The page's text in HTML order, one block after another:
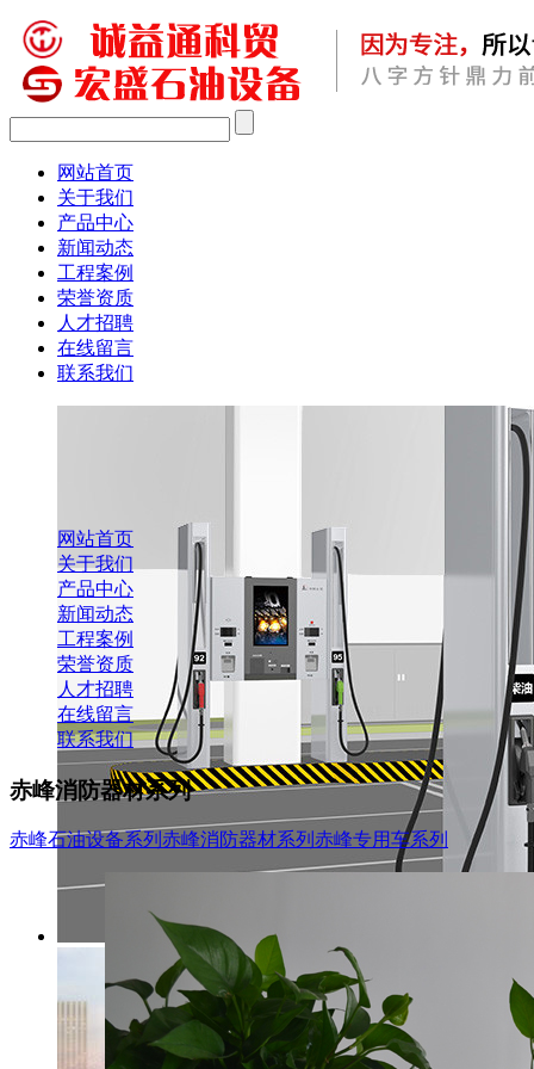
网站首页
关于我们
产品中心
新闻动态
工程案例
荣誉资质
人才招聘
在线留言
联系我们
网站首页
关于我们
产品中心
新闻动态
工程案例
荣誉资质
人才招聘
在线留言
联系我们
赤峰消防器材系列
赤峰石油设备系列 赤峰消防器材系列 赤峰专用车系列